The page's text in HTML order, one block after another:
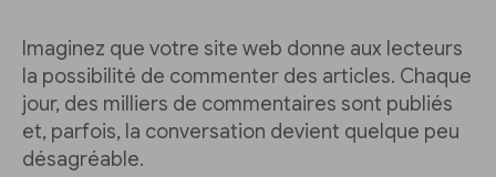
Imaginez que votre site web donne aux lecteurs
la possibilité de commenter des articles. Chaque
jour, des milliers de commentaires sont publiés
et, parfois, la conversation devient quelque peu
désagréable.